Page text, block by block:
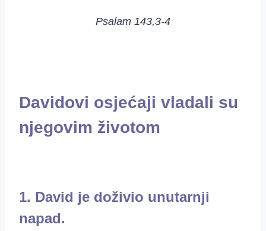
Psalam 143,3-4
Davidovi osjećaji vladali su
njegovim životom
1. David je doživio unutarnji
napad.